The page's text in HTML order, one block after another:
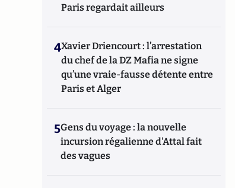
Paris regardait ailleurs
4Xavier Driencourt : l’arrestation
du chef de la DZ Mafia ne signe
qu’une vraie-fausse détente entre
Paris et Alger
5Gens du voyage : la nouvelle
incursion régalienne d'Attal fait
des vagues